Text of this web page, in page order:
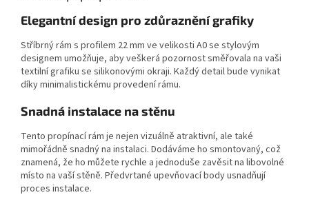
Elegantní design pro zdůraznění grafiky
Stříbrný rám s profilem 22 mm ve velikosti A0 se stylovým
designem umožňuje, aby veškerá pozornost směřovala na vaši
textilní grafiku se silikonovými okraji. Každý detail bude vynikat
díky minimalistickému provedení rámu.
Snadná instalace na stěnu
Tento propínací rám je nejen vizuálně atraktivní, ale také
mimořádně snadný na instalaci. Dodáváme ho smontovaný, což
znamená, že ho můžete rychle a jednoduše zavěsit na libovolné
místo na vaší stěně. Předvrtané upevňovací body usnadňují
proces instalace.